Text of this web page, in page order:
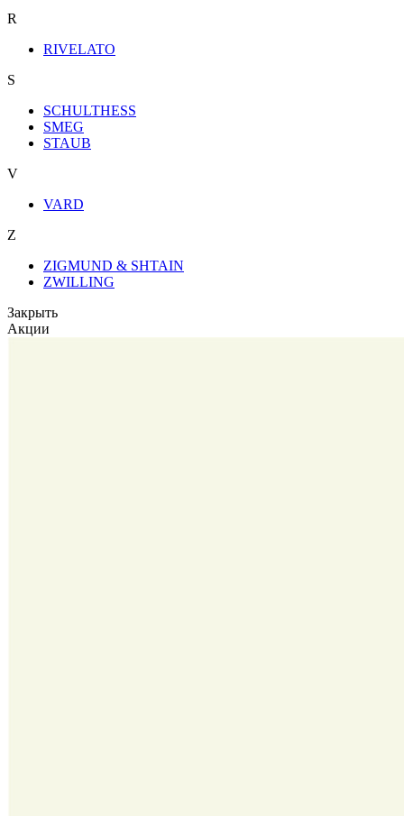
R
RIVELATO
S
SCHULTHESS
SMEG
STAUB
V
VARD
Z
ZIGMUND & SHTAIN
ZWILLING
Закрыть
Акции